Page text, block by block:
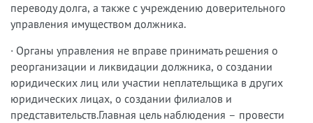
переводу долга, а также с учреждению доверительного
управления имуществом должника.
· Органы управления не вправе принимать решения о
реорганизации и ликвидации должника, о создании
юридических лиц или участии неплательщика в других
юридических лицах, о создании филиалов и
представительств.Главная цель наблюдения – провести